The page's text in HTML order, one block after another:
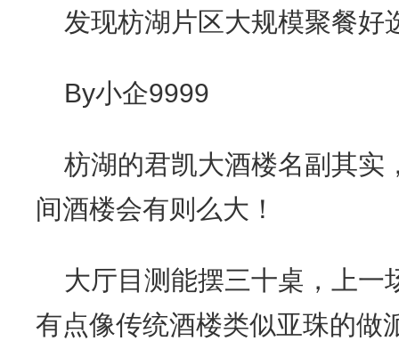
发现枋湖片区大规模聚餐好
By小企9999
枋湖的君凯大酒楼名副其实
间酒楼会有则么大！
大厅目测能摆三十桌，上一
有点像传统酒楼类似亚珠的做